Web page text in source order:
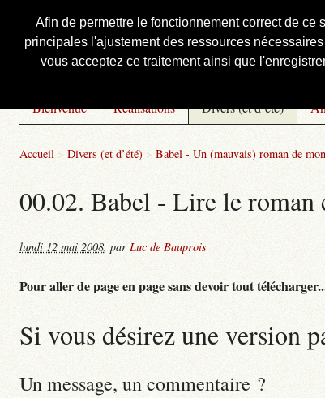
Afin de permettre le fonctionnement correct de
principales l'ajustement des ressources
vous acceptez ce traitement ainsi que
Courbis, « LE » Blog
Bienvenue Réalisations Divers (et d’été)
Accueil > Divers (et d’été) > Babel - Un (mauvais) roman de
00.02. Babel - Lire le roman
lundi 12 mai 2008, par Luc de Bauprois
Pour aller de page en page sans devoir tout
Si vous désirez une version
Un message, un commentaire ?